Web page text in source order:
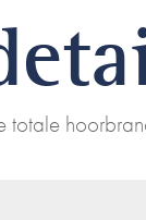
totale